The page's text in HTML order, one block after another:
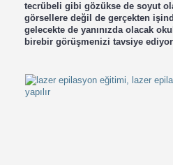
tecrübeli gibi gözükse de soyut
görsellere değil de gerçekten
gelecekte de yanınızda olacak
birebir görüşmenizi tavsiye